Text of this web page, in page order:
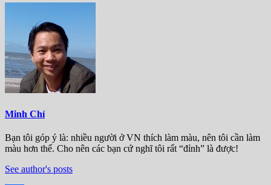
Minh Chí
Bạn tôi góp ý là: nhiều người ở VN thích làm màu, nên tôi cần làm
màu hơn thế. Cho nên các bạn cứ nghĩ tôi rất “đỉnh” là được!
See author's posts